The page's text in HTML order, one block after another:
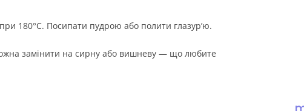
180°C. Посипати пудрою або полити глазур’ю.
замінити на сирну або вишневу — що любите